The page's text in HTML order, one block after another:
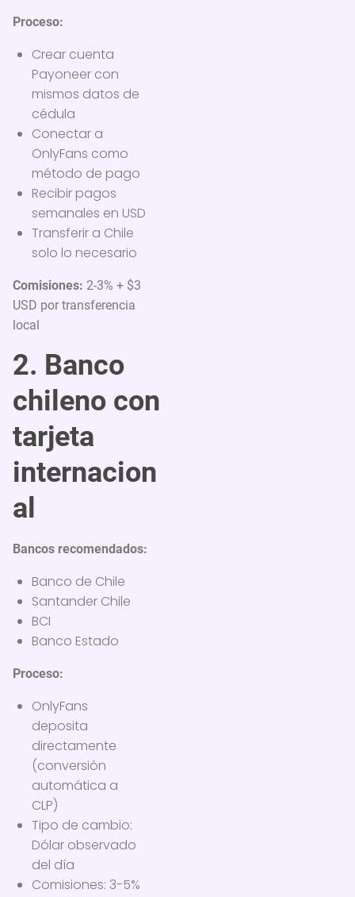
Proceso:
Crear cuenta
Payoneer con
mismos datos de
cédula
Conectar a
OnlyFans como
método de pago
Recibir pagos
semanales en USD
Transferir a Chile
solo lo necesario
Comisiones: 2-3% + $3
USD por transferencia
local
2. Banco
chileno con
tarjeta
internacion
al
Bancos recomendados:
Banco de Chile
Santander Chile
BCI
Banco Estado
Proceso:
OnlyFans
deposita
directamente
(conversión
automática a
CLP)
Tipo de cambio:
Dólar observado
del día
Comisiones: 3-5%